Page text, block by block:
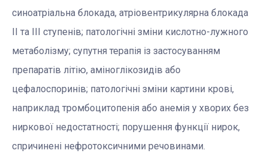
синоатріальна блокада, атріовентрикулярна блокада
ІІ та ІІІ ступенів; патологічні зміни кислотно-лужного
метаболізму; супутня терапія із застосуванням
препаратів літію, аміноглікозидів або
цефалоспоринів; патологічні зміни картини крові,
наприклад тромбоцитопенія або анемія у хворих без
ниркової недостатності; порушення функції нирок,
спричинені нефротоксичними речовинами.